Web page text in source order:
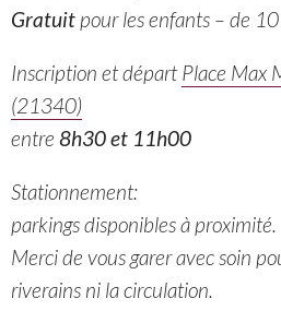
Gratuit pour les enfants – de
Inscription et départPlace Max
(21340)
entre 8h30 et 11h00
Stationnement:
parkings disponibles à proximité.
Merci de vous garer avec soin
riverains ni la circulation.